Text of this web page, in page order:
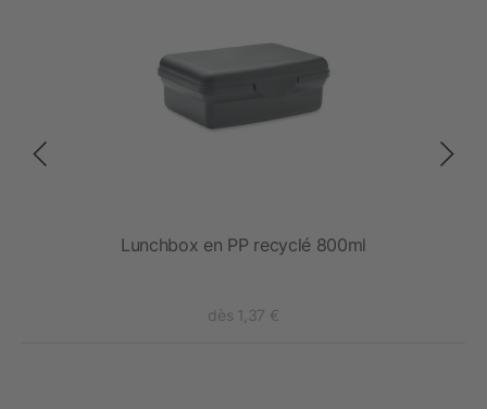
Lunchbox en PP recyclé 800ml
dès 1,37 €